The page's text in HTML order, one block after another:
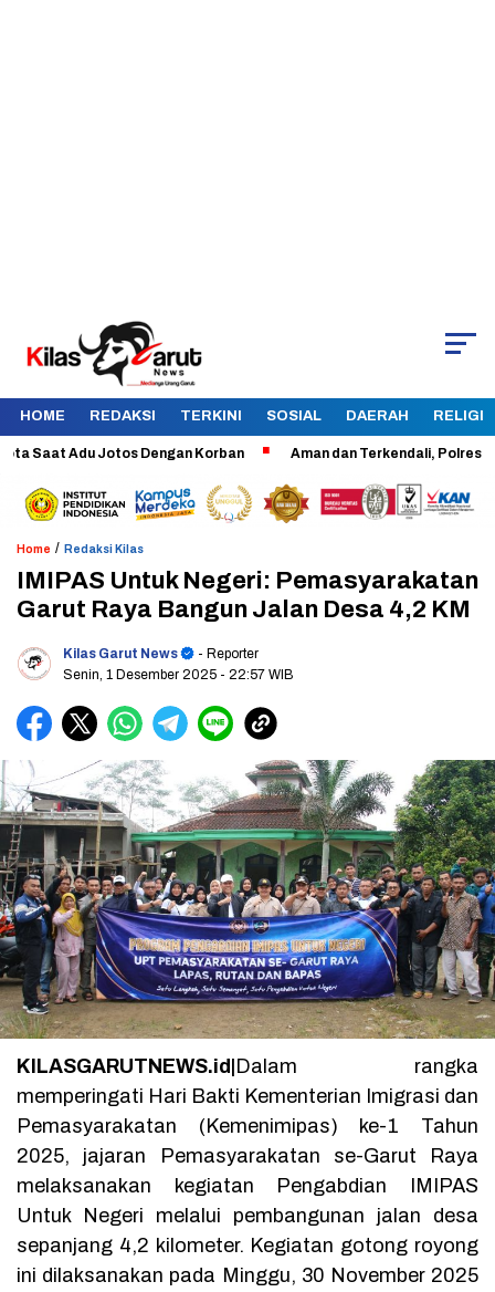
HOME REDAKSI TERKINI SOSIAL DAERAH RELIGI
Adu Jotos Dengan Korban Aman dan Terkendali, Polres Garut
Home / Redaksi Kilas
IMIPAS Untuk Negeri: Pemasyarakatan
Garut Raya Bangun Jalan Desa 4,2 KM
Kilas Garut News
- Reporter
Senin, 1 Desember 2025 - 22:57 WIB
KILASGARUTNEWS.id|Dalam rangka
memperingati Hari Bakti Kementerian Imigrasi dan
Pemasyarakatan (Kemenimipas) ke-1 Tahun
2025, jajaran Pemasyarakatan se-Garut Raya
melaksanakan kegiatan Pengabdian IMIPAS
Untuk Negeri melalui pembangunan jalan desa
sepanjang 4,2 kilometer. Kegiatan gotong royong
ini dilaksanakan pada Minggu, 30 November 2025